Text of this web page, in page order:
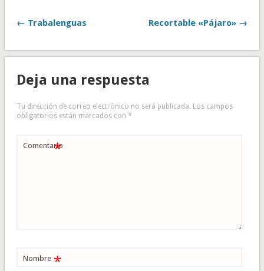
← Trabalenguas Recortable «Pájaro» →
Deja una respuesta
Tu dirección de correo electrónico no será publicada. Los campos
obligatorios están marcados con *
Comentario
*
Nombre *